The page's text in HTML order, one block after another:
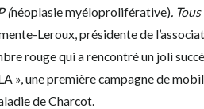
(néoplasie myéloproliférative).
Leroux, présidente de
rouge qui a rencontré un joli
», une première campagne de
de Charcot.